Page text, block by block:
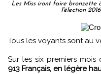
Les Miss iront faire bronzette
l'élection
Tous les voyants sont au
Sur les six premiers mois
913 Français, en légère